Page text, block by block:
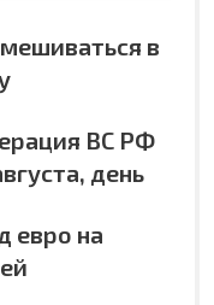
в
ВС РФ
день
евро на